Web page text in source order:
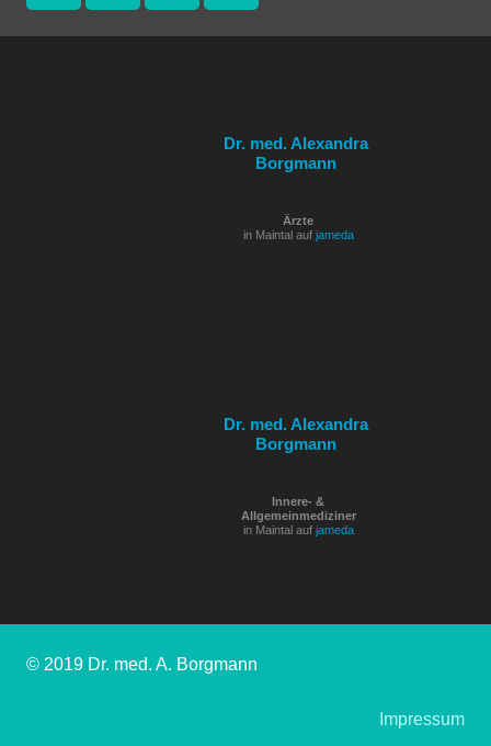
Dr. med. Alexandra
Borgmann
Ärzte
in Maintal auf jameda
Dr. med. Alexandra
Borgmann
Innere- &
Allgemeinmediziner
in Maintal auf jameda
© 2019 Dr. med. A. Borgmann
Impressum